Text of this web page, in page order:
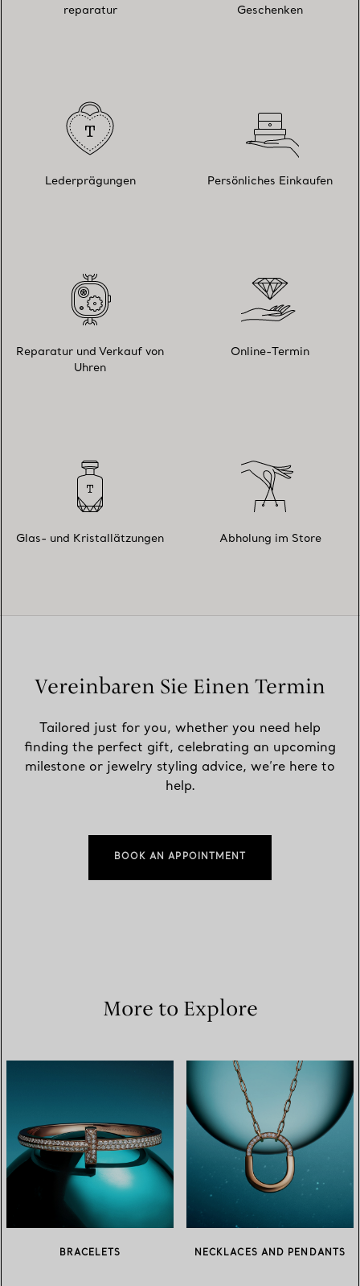
reparatur
Geschenken
Lederprägungen Persönliches Einkaufen
Reparatur und Verkauf von
Uhren
Online-Termin
Glas- und Kristallätzungen Abholung im Store
Vereinbaren Sie Einen Termin
Tailored just for you, whether you need help
finding the perfect gift, celebrating an upcoming
milestone or jewelry styling advice, we’re here to
help.
BOOK AN APPOINTMENT
More to Explore
BRACELETS NECKLACES AND PENDANTS